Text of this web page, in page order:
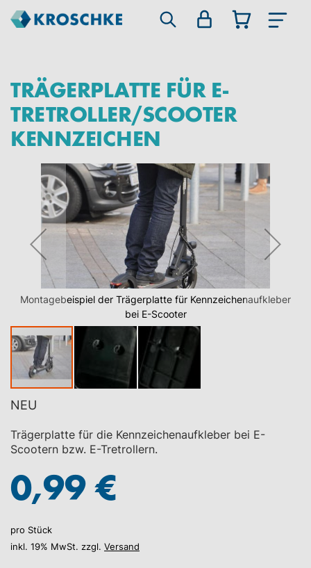
TRÄGERPLATTE FÜR E-
TRETROLLER/SCOOTER
KENNZEICHEN
Bildgalerie
springen
Montagebeispiel der Trägerplatte für Kennzeichenaufkleber
bei E-Scooter
NEU
Anfang
der
Bildgalerie
springen
Trägerplatte für die Kennzeichenaufkleber bei E-
Scootern bzw. E-Tretrollern.
0,99 €
pro Stück
inkl. 19% MwSt. zzgl. Versand